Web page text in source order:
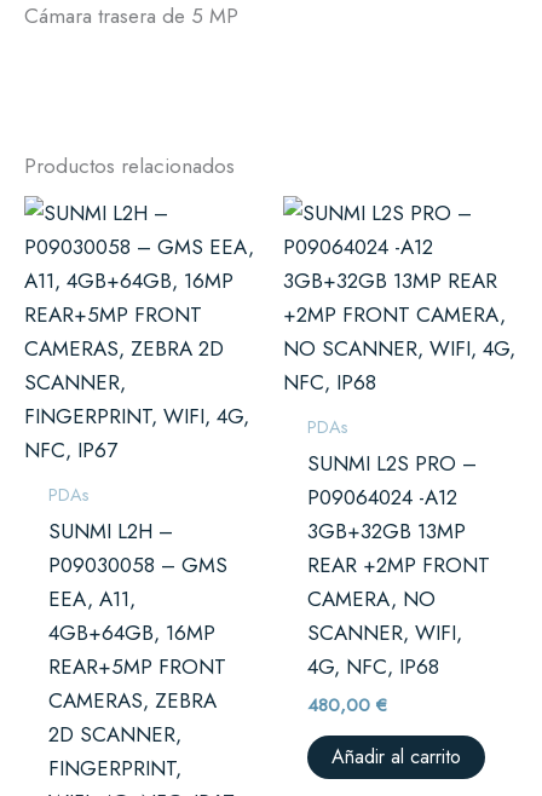
Cámara trasera de 5 MP
Productos relacionados
PDAs
SUNMI L2H –
P09030058 – GMS
EEA, A11,
4GB+64GB, 16MP
REAR+5MP FRONT
CAMERAS, ZEBRA
2D SCANNER,
FINGERPRINT,
PDAs
SUNMI L2S PRO –
P09064024 -A12
3GB+32GB 13MP
REAR +2MP FRONT
CAMERA, NO
SCANNER, WIFI,
4G, NFC, IP68
480,00€
Añadir al carrito